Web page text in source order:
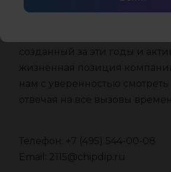
созданный за эти годы и
жизненная позиция
нам с уверенностью
отвечая на все вызовы
Телефон: +7 (495) 544-00-08
Email: 2115@chipdip.ru